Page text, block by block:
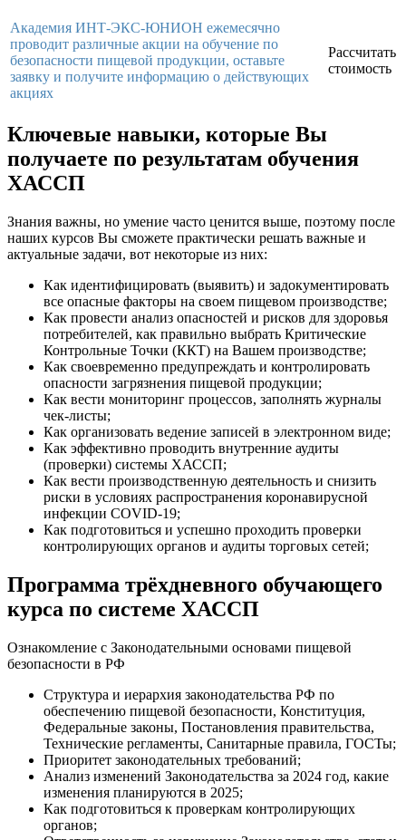
Академия ИНТ-ЭКС-ЮНИОН ежемесячно
проводит различные акции на обучение по
безопасности пищевой продукции, оставьте
заявку и получите информацию о действующих
акциях
Рассчитать
стоимость
Ключевые навыки, которые Вы
получаете по результатам обучения
ХАССП
Знания важны, но умение часто ценится выше, поэтому после
наших курсов Вы сможете практически решать важные и
актуальные задачи, вот некоторые из них:
Как идентифицировать (выявить) и задокументировать
все опасные факторы на своем пищевом производстве;
Как провести анализ опасностей и рисков для здоровья
потребителей, как правильно выбрать Критические
Контрольные Точки (ККТ) на Вашем производстве;
Как своевременно предупреждать и контролировать
опасности загрязнения пищевой продукции;
Как вести мониторинг процессов, заполнять журналы
чек-листы;
Как организовать ведение записей в электронном виде;
Как эффективно проводить внутренние аудиты
(проверки) системы ХАССП;
Как вести производственную деятельность и снизить
риски в условиях распространения коронавирусной
инфекции COVID-19;
Как подготовиться и успешно проходить проверки
контролирующих органов и аудиты торговых сетей;
Программа трёхдневного обучающего
курса по системе ХАССП
Ознакомление с Законодательными основами пищевой
безопасности в РФ
Структура и иерархия законодательства РФ по
обеспечению пищевой безопасности, Конституция,
Федеральные законы, Постановления правительства,
Технические регламенты, Санитарные правила, ГОСТы;
Приоритет законодательных требований;
Анализ изменений Законодательства за 2024 год, какие
изменения планируются в 2025;
Как подготовиться к проверкам контролирующих
органов;